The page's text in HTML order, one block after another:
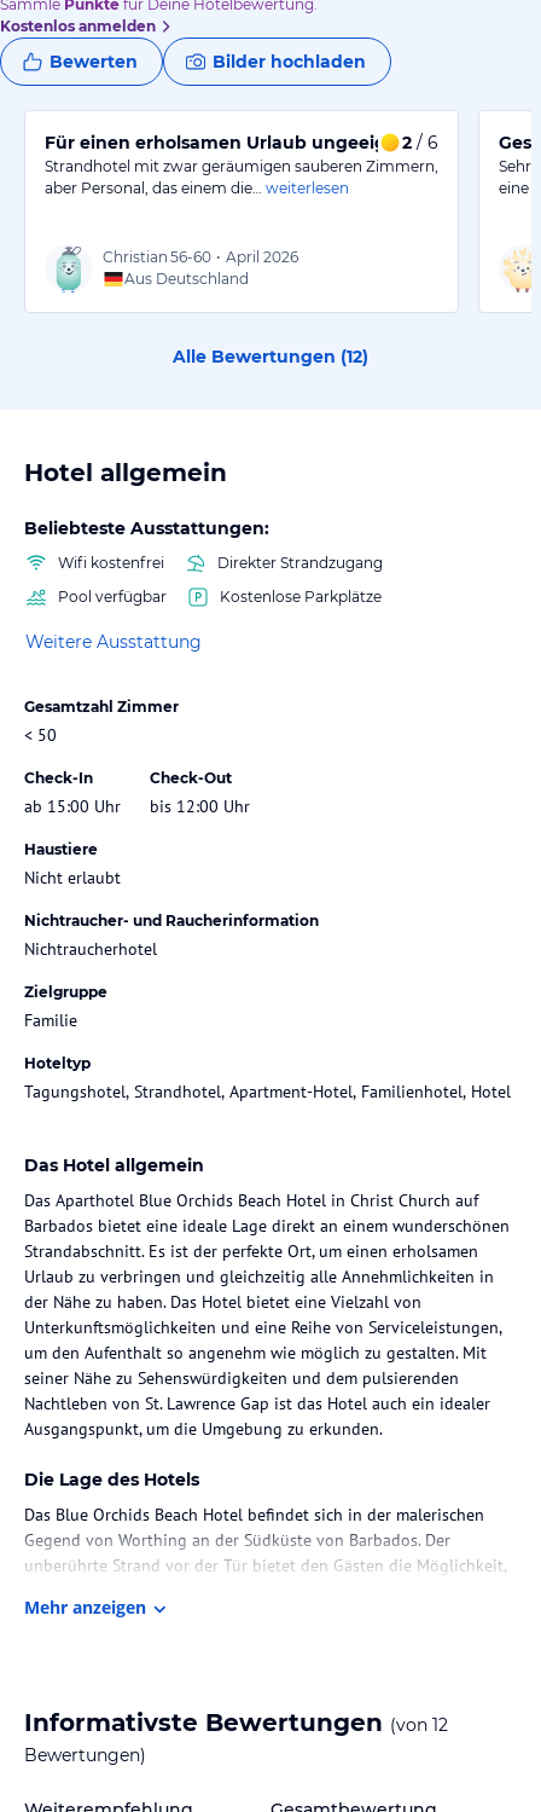
Sammle Punkte für Deine Hotelbewertung.
Kostenlos anmelden
Bewerten Bilder hochladen
Für einen erholsamen Urlaub ungeeignet
2 / 6
Strandhotel mit zwar geräumigen sauberen Zimmern,
aber Personal, das einem die…
weiterlesen
Christian 56-60 • April 2026
Aus Deutschland
Sehr
eine
Alle Bewertungen (12)
Hotel allgemein
Beliebteste Ausstattungen:
Wifi kostenfrei
Direkter Strandzugang
Pool verfügbar
Kostenlose Parkplätze
Weitere Ausstattung
Gesamtzahl Zimmer
< 50
Check-In
ab 15:00 Uhr
Check-Out
bis 12:00 Uhr
Haustiere
Nicht erlaubt
Nichtraucher- und Raucherinformation
Nichtraucherhotel
Zielgruppe
Familie
Hoteltyp
Tagungshotel, Strandhotel, Apartment-Hotel, Familienhotel, Hotel
Das Hotel allgemein
Das Aparthotel Blue Orchids Beach Hotel in Christ Church auf
Barbados bietet eine ideale Lage direkt an einem wunderschönen
Strandabschnitt. Es ist der perfekte Ort, um einen erholsamen
Urlaub zu verbringen und gleichzeitig alle Annehmlichkeiten in
der Nähe zu haben. Das Hotel bietet eine Vielzahl von
Unterkunftsmöglichkeiten und eine Reihe von Serviceleistungen,
um den Aufenthalt so angenehm wie möglich zu gestalten. Mit
seiner Nähe zu Sehenswürdigkeiten und dem pulsierenden
Nachtleben von St. Lawrence Gap ist das Hotel auch ein idealer
Ausgangspunkt, um die Umgebung zu erkunden.
Die Lage des Hotels
Das Blue Orchids Beach Hotel befindet sich in der malerischen
Gegend von Worthing an der Südküste von Barbados. Der
unberührte Strand vor der Tür bietet den Gästen die Möglichkeit,
Nähe des Hotels finden Sie alle Annehmlichkeiten, die Sie für
entfernt. In der Umgebung gibt es auch eine Vielzahl von
touristischen Attraktionen, darunter der Naturpark Graeme Hall
Bird Sanctuary, das Barbados-Museum und die Pferderennbahn
Mehr anzeigen
Informativste Bewertungen (von 12
Bewertungen)